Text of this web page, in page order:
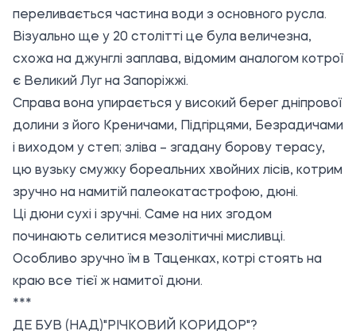
переливається частина води з основного русла.
Візуально ще у 20 столітті це була величезна,
схожа на джунглі заплава, відомим аналогом котрої
є Великий Луг на Запоріжжі.
Справа вона упирається у високий берег дніпрової
долини з його Креничами, Підгірцями, Безрадичами
і виходом у степ; зліва – згадану борову терасу,
цю вузьку смужку бореальних хвойних лісів, котрим
зручно на намитій палеокатастрофою, дюні.
Ці дюни сухі і зручні. Саме на них згодом
починають селитися мезолітичні мисливці.
Особливо зручно їм в Таценках, котрі стоять на
краю все тієї ж намитої дюни.
***
ДЕ БУВ (НАД)"РІЧКОВИЙ КОРИДОР"?